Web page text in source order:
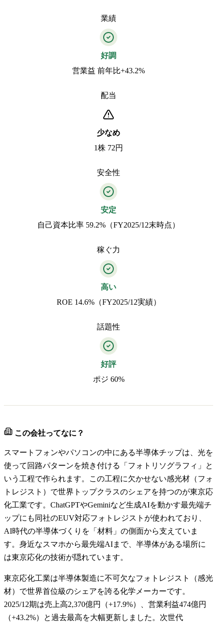
業績
好調
営業益 前年比+43.2%
配当
少なめ
1株 72円
安全性
安定
自己資本比率 59.2%（FY2025/12末時点）
稼ぐ力
高い
ROE 14.6%（FY2025/12実績）
話題性
好評
ポジ 60%
この会社ってなに？
スマートフォンやパソコンの中にある半導体チップは、光を
使って回路パターンを焼き付ける「フォトリソグラフィ」と
いう工程で作られます。この工程に欠かせない感光材（フォ
トレジスト）で世界トップクラスのシェアを持つのが東京応
化工業です。ChatGPTやGeminiなど生成AIを動かす最先端チ
ップにも同社のEUV対応フォトレジストが使われており、
AI時代の半導体づくりを「材料」の側面から支えていま
す。身近なスマホから最先端AIまで、半導体がある場所に
は東京応化の技術が隠れています。
東京応化工業は半導体製造に不可欠なフォトレジスト（感光
材）で世界首位級のシェアを誇る化学メーカーです。
2025/12期は売上高2,370億円（+17.9%）、営業利益474億円
（+43.2%）と過去最高を大幅更新しました。次世代